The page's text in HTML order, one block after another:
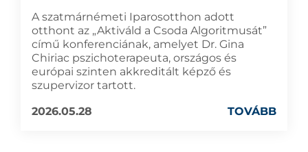
A szatmárnémeti Iparosotthon adott
otthont az „Aktiváld a Csoda Algoritmusát”
című konferenciának, amelyet Dr. Gina
Chiriac pszichoterapeuta, országos és
európai szinten akkreditált képző és
szupervizor tartott.
2026.05.28
TOVÁBB